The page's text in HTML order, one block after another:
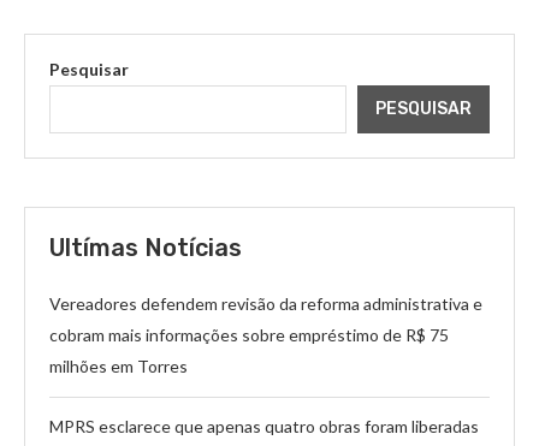
Pesquisar
PESQUISAR
Ultímas Notícias
Vereadores defendem revisão da reforma administrativa e
cobram mais informações sobre empréstimo de R$ 75
milhões em Torres
MPRS esclarece que apenas quatro obras foram liberadas